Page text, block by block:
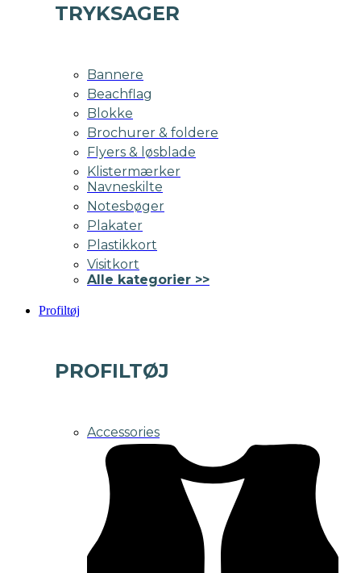
TRYKSAGER
Bannere
Beachflag
Blokke
Brochurer & foldere
Flyers & løsblade
Klistermærker
Navneskilte
Notesbøger
Plakater
Plastikkort
Visitkort
Alle kategorier >>
Profiltøj
PROFILTØJ
Accessories